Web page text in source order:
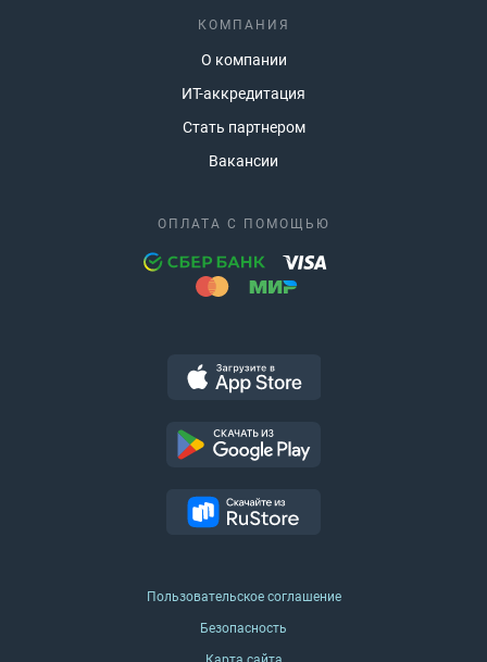
КОМПАНИЯ
О компании
ИТ-аккредитация
Стать партнером
Вакансии
ОПЛАТА С ПОМОЩЬЮ
Пользовательское соглашение
Безопасность